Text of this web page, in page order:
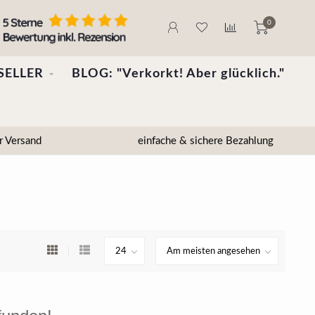
0
BLOG: "Verkorkt! Aber glücklich."
einfache & sichere Bezahlung